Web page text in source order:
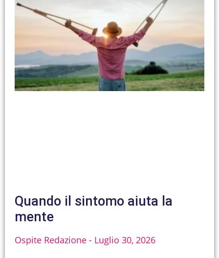
Quando il sintomo aiuta la
mente
Ospite Redazione Luglio 30, 2026